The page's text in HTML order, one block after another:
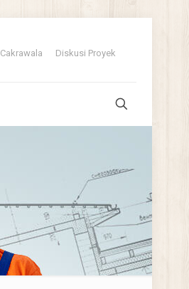
Cakrawala Diskusi Proyek